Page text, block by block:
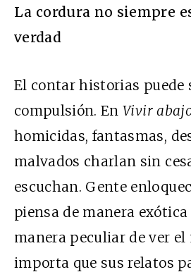
La cordura no siempre
verdad
El contar historias puede
compulsión. EnVivir
homicidas, fantasmas,
malvados charlan sin
escuchan. Gente
piensa de manera exótica
manera peculiar de ver el
importa que sus relatos